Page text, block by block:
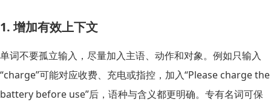
1. 增加有效上下文
单词不要孤立输入，尽量加入主语、动作和对象。例如只输入
“charge”可能对应收费、充电或指控，加入“Please charge the
battery before use”后，语种与含义都更明确。专有名词可保